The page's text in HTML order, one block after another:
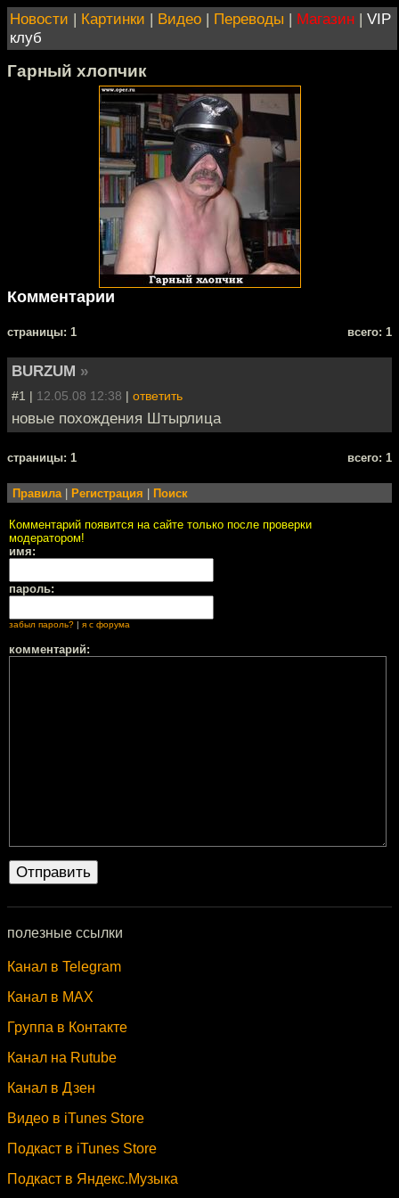
Новости | Картинки | Видео | Переводы | Магазин | VIP
клуб
Гарный хлопчик
Комментарии
cтраницы: 1 всего: 1
BURZUM »
#1 | 12.05.08 12:38 | ответить
новые похождения Штырлица
cтраницы: 1 всего: 1
Правила Регистрация Поиск
Комментарий появится на сайте только после проверки
модератором!
имя:
пароль:
забыл пароль? | я с форума
комментарий:
полезные ссылки
Канал в Telegram
Канал в MAX
Группа в Контакте
Канал на Rutube
Канал в Дзен
Видео в iTunes Store
Подкаст в iTunes Store
Подкаст в Яндекс.Музыка